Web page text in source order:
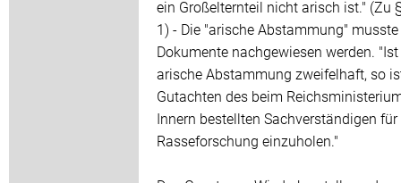
ein Großelternteil nicht arisch ist." (Zu
1) - Die "arische Abstammung"
Dokumente nachgewiesen werden.
arische Abstammung zweifelhaft, so
Gutachten des beim
Innern bestellten Sachverständigen für
Rasseforschung einzuholen."